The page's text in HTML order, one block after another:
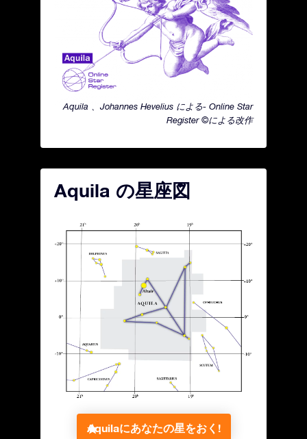
Aquila 、Johannes Hevelius による- Online Star
Register ©による改作
Aquila の星座図
Aquilaにあなたの星をおく!